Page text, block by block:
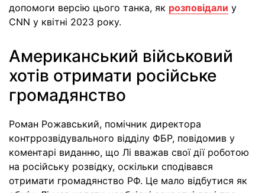
допомоги версію цього танка, як розповідали у
CNN у квітні 2023 року.
Американський військовий
хотів отримати російське
громадянство
Роман Рожавський, помічник директора
контррозвідувального відділу ФБР, повідомив у
коментарі виданню, що Лі вважав свої дії роботою
на російську розвідку, оскільки сподівався
отримати громадянство РФ. Це мало відбутися як